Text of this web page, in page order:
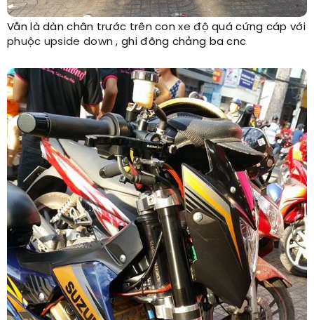
Vẫn là dàn chân trước trên conxe độ quá cứng cáp với
phuộc upside down , ghi đông chảng ba cnc